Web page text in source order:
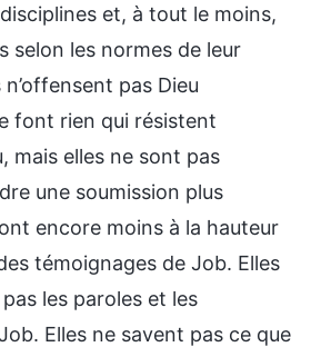
et, à tout le moins,
selon les normes de leur
pas Dieu
font rien qui résistent
mais elles ne sont pas
une soumission plus
encore moins à la hauteur
témoignages de Job. Elles
les paroles et les
Elles ne savent pas ce que